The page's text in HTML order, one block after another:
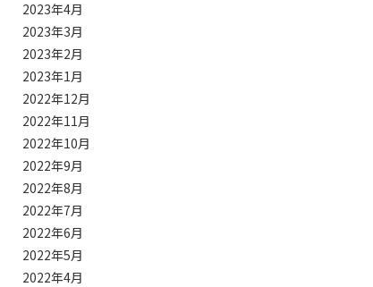
2023年4月
2023年3月
2023年2月
2023年1月
2022年12月
2022年11月
2022年10月
2022年9月
2022年8月
2022年7月
2022年6月
2022年5月
2022年4月